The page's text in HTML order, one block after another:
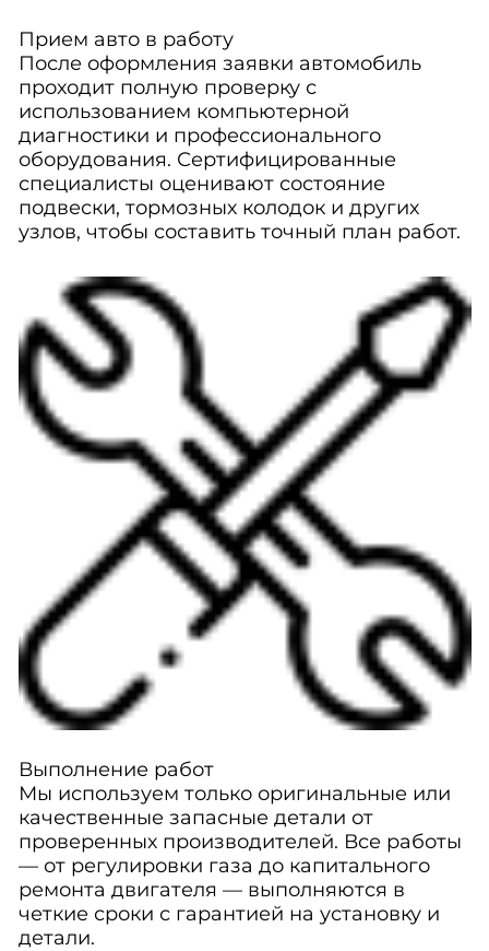
Прием авто в работу
После оформления заявки автомобиль
проходит полную проверку с
использованием компьютерной
диагностики и профессионального
оборудования. Сертифицированные
специалисты оценивают состояние
подвески, тормозных колодок и других
узлов, чтобы составить точный план работ.
Выполнение работ
Мы используем только оригинальные или
качественные запасные детали от
проверенных производителей. Все работы
— от регулировки газа до капитального
ремонта двигателя — выполняются в
четкие сроки с гарантией на установку и
детали.